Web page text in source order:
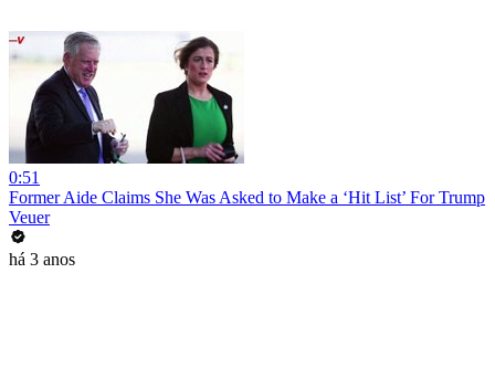
0:51
Former Aide Claims She Was Asked to Make a ‘Hit List’ For Trump
Veuer
há 3 anos